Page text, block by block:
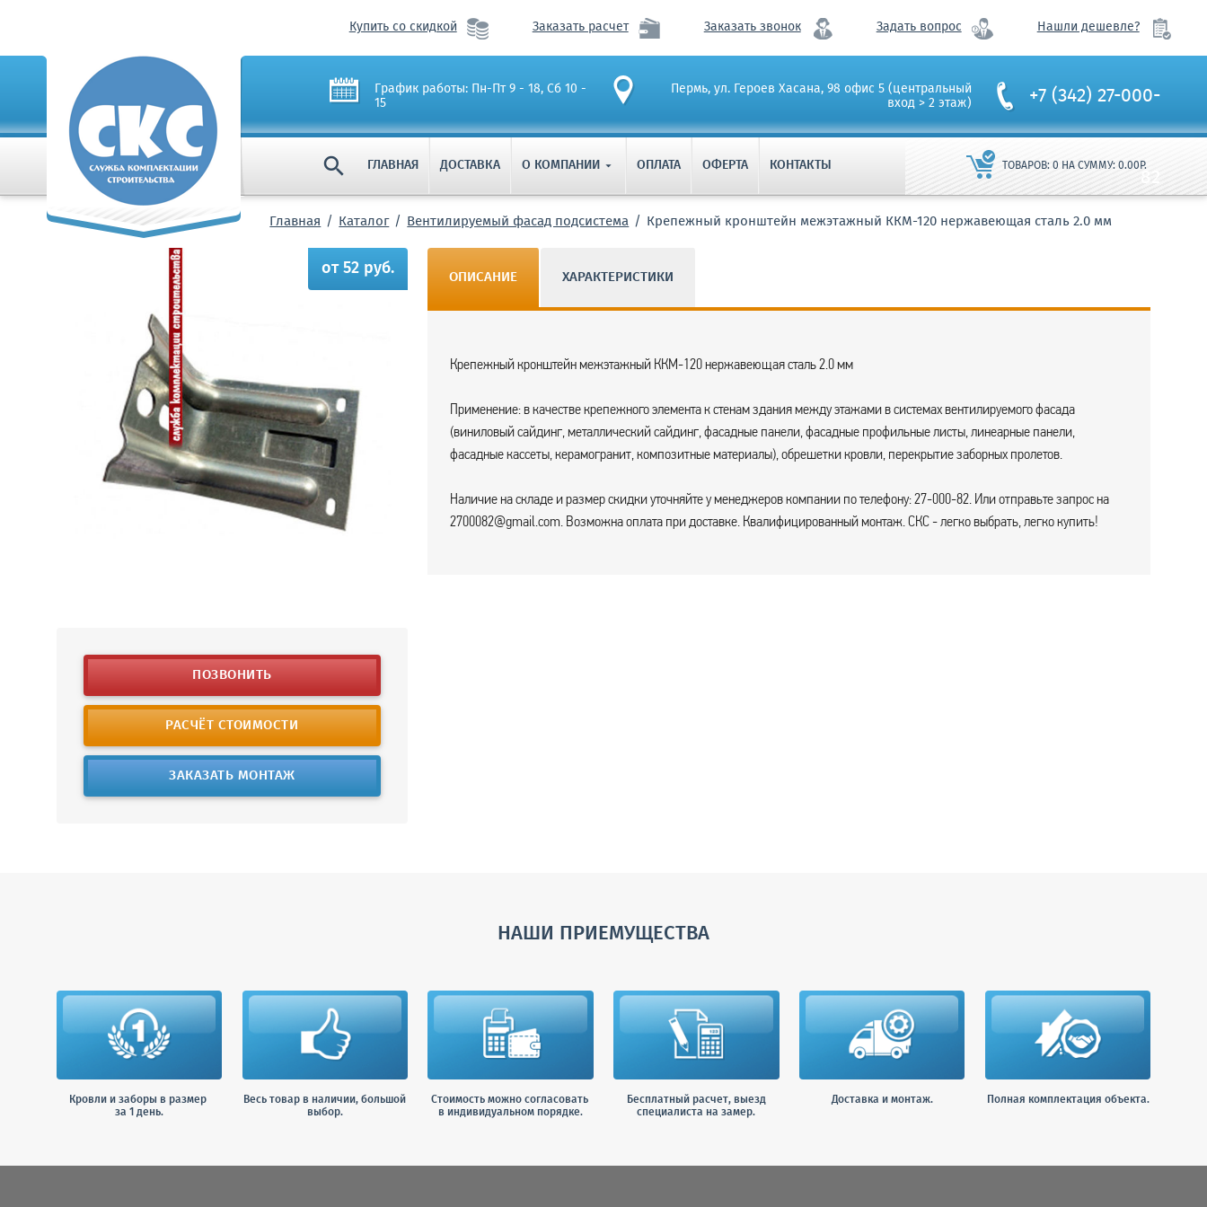
Купить со скидкой Заказать расчет Заказать звонок Задать вопрос Нашли дешевле?
График работы: Пн-Пт 9 - 18, Сб 10 -
15
Пермь, ул. Героев Хасана, 98 офис 5 (центральный
вход > 2 этаж) +7 (342) 27-000-
82
 ГЛАВНАЯ ДОСТАВКА О КОМПАНИИ  ОПЛАТА ОФЕРТА КОНТАКТЫ ТОВАРОВ:0 НА СУММУ:0.00Р.
Главная Каталог Вентилируемый фасад подсистема Крепежный кронштейн межэтажный ККМ-120 нержавеющая сталь 2.0 мм
от 52 руб.
ПОЗВОНИТЬ
РАСЧЁТ СТОИМОСТИ
ЗАКАЗАТЬ МОНТАЖ
ОПИСАНИЕ ХАРАКТЕРИСТИКИ
Крепежный кронштейн межэтажный ККМ-120 нержавеющая сталь 2.0 мм
Применение: в качестве крепежного элемента к стенам здания между этажами в системах вентилируемого фасада
(виниловый сайдинг, металлический сайдинг, фасадные панели, фасадные профильные листы, линеарные панели,
фасадные кассеты, керамогранит, композитные материалы), обрешетки кровли, перекрытие заборных пролетов.
Наличие на складе и размер скидки уточняйте у менеджеров компании по телефону: 27-000-82. Или отправьте запрос на
2700082@gmail.com. Возможна оплата при доставке. Квалифицированный монтаж. СКС - легко выбрать, легко купить!
НАШИ ПРИЕМУЩЕСТВА
Кровли и заборы в размер
за 1 день.
Весь товар в наличии, большой
выбор.
Стоимость можно согласовать
в индивидуальном порядке.
Бесплатный расчет, выезд
специалиста на замер.
Доставка и монтаж. Полная комплектация объекта.